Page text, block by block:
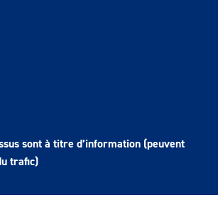
sont à titre d’information (peuvent
trafic)